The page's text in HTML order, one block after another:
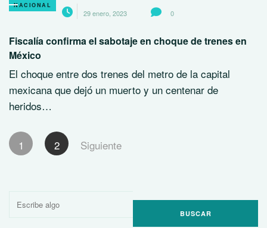
NACIONAL
29 enero, 2023 0
Fiscalía confirma el sabotaje en choque de trenes en
México
El choque entre dos trenes del metro de la capital
mexicana que dejó un muerto y un centenar de
heridos…
Paginación
de
1 2 Siguiente
Buscar